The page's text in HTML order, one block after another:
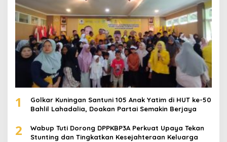
1
Golkar Kuningan Santuni 105 Anak Yatim di HUT ke-50
Bahlil Lahadalia, Doakan Partai Semakin Berjaya
2
Wabup Tuti Dorong DPPKBP3A Perkuat Upaya Tekan
Stunting dan Tingkatkan Kesejahteraan Keluarga